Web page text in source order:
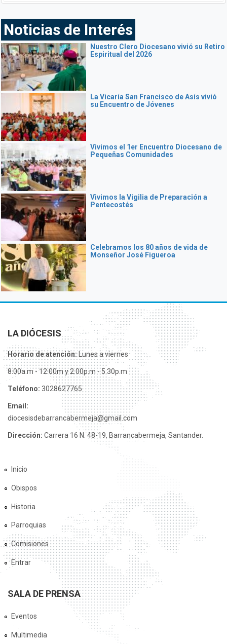
Noticias de Interés
Nuestro Clero Diocesano vivió su Retiro
Espiritual del 2026
La Vicaría San Francisco de Asís vivió
su Encuentro de Jóvenes
Vivimos el 1er Encuentro Diocesano de
Pequeñas Comunidades
Vivimos la Vigilia de Preparación a
Pentecostés
Celebramos los 80 años de vida de
Monseñor José Figueroa
LA DIÓCESIS
Horario de atención:Lunes a viernes
8:00a.m - 12:00m y 2:00p.m - 5:30p.m
Teléfono: 3028627765
Email:
diocesisdebarrancabermeja@gmail.com
Dirección: Carrera 16 N. 48-19, Barrancabermeja, Santander.
Inicio
Obispos
Historia
Parroquias
Comisiones
Entrar
SALA DE PRENSA
Eventos
Multimedia